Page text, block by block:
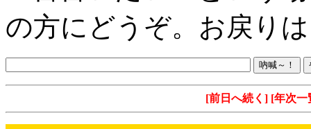
の方にどうぞ。お戻りは
[前日へ続く] [年次一